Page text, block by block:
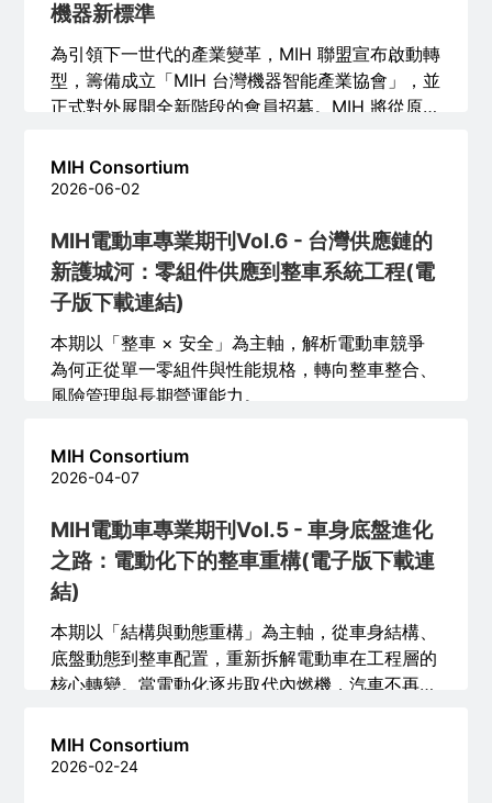
機器新標準
為引領下一世代的產業變革，MIH 聯盟宣布啟動轉
型，籌備成立「MIH 台灣機器智能產業協會」，並
正式對外展開全新階段的會員招募。MIH 將從原有
AI」為核心聚焦領域，全面連結機器人、邊緣運
算、智慧硬體與軟體開發夥伴，共同建構面向「AI
MIH Consortium
2026-06-02
MIH電動車專業期刊Vol.6 - 台灣供應鏈的
新護城河：零組件供應到整車系統工程(電
子版下載連結)
本期以「整車 × 安全」為主軸，解析電動車競爭
為何正從單一零組件與性能規格，轉向整車整合、
風險管理與長期營運能力。
MIH Consortium
2026-04-07
MIH電動車專業期刊Vol.5 - 車身底盤進化
之路：電動化下的整車重構(電子版下載連
結)
本期以「結構與動態重構」為主軸，從車身結構、
底盤動態到整車配置，重新拆解電動車在工程層的
核心轉變。當電動化逐步取代內燃機，汽車不再只
產品設計邏輯的全面改寫。
MIH Consortium
2026-02-24